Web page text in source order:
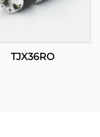
TJX36RO